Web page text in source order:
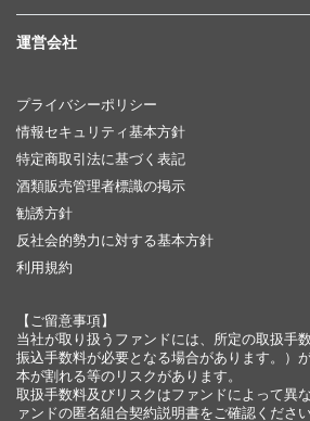
運営会社
プライバシーポリシー
情報セキュリティ基本方針
特定商取引法に基づく表記
酒類販売管理者標識の掲示
勧誘方針
反社会的勢力に対する基本方針
利用規約
【ご留意事項】
当社が取り扱うファンドには、所定の取扱手
振込手数料が必要となる場合があります。）
本が割れる等のリスクがあります。
取扱手数料及びリスクはファンドによって異
ァンドの匿名組合契約説明書をご確認ください